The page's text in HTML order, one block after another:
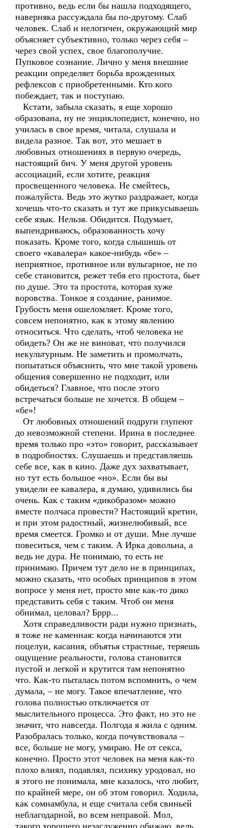
противно, ведь если бы нашла подходящего,
наверняка рассуждала бы по-другому. Слаб
человек. Слаб и нелогичен, окружающий мир
объясняет субъективно, только через себя –
через свой успех, свое благополучие.
Пупковое сознание. Лично у меня внешние
реакции определяет борьба врожденных
рефлексов с приобретенными. Кто кого
побеждает, так и поступаю.
Кстати, забыла сказать, я еще хорошо
образована, ну не энциклопедист, конечно, но
училась в свое время, читала, слушала и
видела разное. Так вот, это мешает в
любовных отношениях в первую очередь,
настоящий бич. У меня другой уровень
ассоциаций, если хотите, реакция
просвещенного человека. Не смейтесь,
пожалуйста. Ведь это жутко раздражает, когда
хочешь что-то сказать и тут же прикусываешь
себе язык. Нельзя. Обидится. Подумает,
выпендриваюсь, образованность хочу
показать. Кроме того, когда слышишь от
своего «кавалера» какое-нибудь «бе» –
неприятное, противное или вульгарное, не по
себе становится, режет тебя его простота, бьет
по душе. Это та простота, которая хуже
воровства. Тонкое я создание, ранимое.
Грубость меня ошеломляет. Кроме того,
совсем непонятно, как к этому явлению
относиться. Что сделать, чтоб человека не
обидеть? Он же не виноват, что получился
некультурным. Не заметить и промолчать,
попытаться объяснить, что мне такой уровень
общения совершенно не подходит, или
обидеться? Главное, что после этого
встречаться больше не хочется. В общем –
«бе»!
От любовных отношений подруги глупеют
до невозможной степени. Ирина в последнее
время только про «это» говорит, рассказывает
в подробностях. Слушаешь и представляешь
себе все, как в кино. Даже дух захватывает,
но тут есть большое «но». Если бы вы
увидели ее кавалера, я думаю, удивились бы
очень. Как с таким «дикобразом» можно
вместе полчаса провести? Настоящий кретин,
и при этом радостный, жизнелюбивый, все
время смеется. Громко и от души. Мне лучше
повеситься, чем с таким. А Ирка довольна, а
ведь не дура. Не понимаю, то есть не
принимаю. Причем тут дело не в принципах,
можно сказать, что особых принципов в этом
вопросе у меня нет, просто мне как-то дико
представить себя с таким. Чтоб он меня
обнимал, целовал? Бррр...
Хотя справедливости ради нужно признать,
я тоже не каменная: когда начинаются эти
поцелуи, касания, объятья страстные, теряешь
ощущение реальности, голова становится
пустой и легкой и крутится там непонятно
что. Как-то пыталась потом вспомнить, о чем
думала, – не могу. Такое впечатление, что
голова полностью отключается от
мыслительного процесса. Это факт, но это не
значит, что навсегда. Полгода я жила с одним.
Разобралась только, когда почувствовала –
все, больше не могу, умираю. Не от секса,
конечно. Просто этот человек на меня как-то
плохо влиял, подавлял, психику уродовал, но
я этого не понимала, мне казалось, что любит,
по крайней мере, он об этом говорил. Ходила,
как сомнамбула, и еще считала себя свиньей
неблагодарной, во всем неправой. Мол,
такого хорошего незаслуженно обижаю, ведь